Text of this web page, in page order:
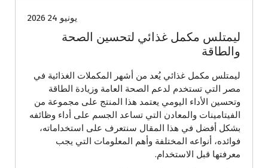
يونيو 24 2026
ليمتلس مكمل غذائي لتحسين الصحة
والطاقة
ليمتلس مكمل غذائي يُعد من أشهر المكملات الغذائية في
مصر التي تستخدم لدعم الصحة العامة وزيادة الطاقة
وتحسين الأداء اليومي يعتمد هذا المنتج على مجموعة من
الفيتامينات والمعادن التي تساعد الجسم على أداء وظائفه
بشكل أفضل في هذا المقال سنتعرف على استخداماته،
فوائده، أنواعه المختلفة وأهم المعلومات التي يجب
معرفتها قبل الاستخدام.